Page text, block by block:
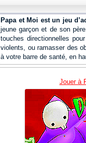
Papa et Moi est un jeu
jeune garçon et de son
touches directionnelles
violents, ou ramasser des
à votre barre de santé, en
Jouer à